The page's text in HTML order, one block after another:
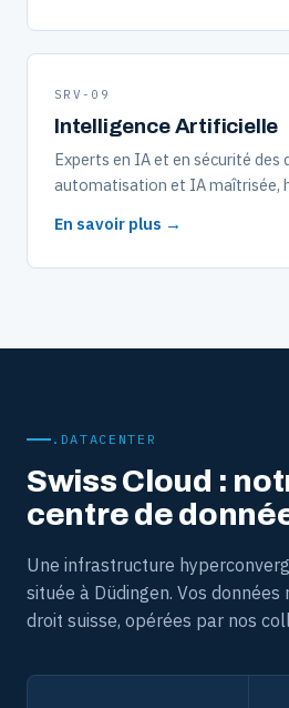
SRV-09
Intelligence Artificielle
Experts en IA et en sécurité des
automatisation et IA maîtrisée,
En savoir plus →
.DATACENTER
Swiss Cloud :
centre de
Une infrastructure
située à Düdingen. Vos données
droit suisse, opérées par nos